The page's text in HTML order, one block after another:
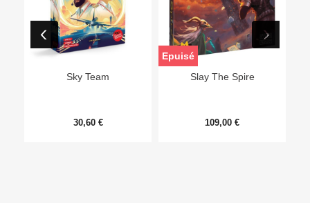
Sky Team
30,60 €
Slay The Spire
109,00 €
Epuisé